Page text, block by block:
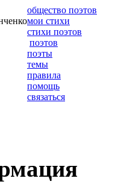
общество поэтов
мои стихи
стихи поэтов
поэтов
поэты
темы
правила
помощь
связаться